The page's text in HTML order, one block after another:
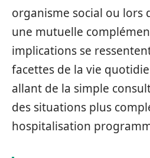
organisme social ou lors
une mutuelle
implications se
facettes de la vie
allant de la simple
des situations plus
hospitalisation